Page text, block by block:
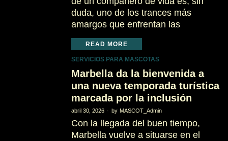
duda, uno de los trances más
amargos que enfrentan las
READ MORE
SERVICIOS PARA MASCOTAS
Marbella da la bienvenida a
una nueva temporada turística
marcada por la inclusión
abril 30, 2026 by MASCOT_Admin
Con la llegada del buen tiempo,
Marbella vuelve a situarse en el